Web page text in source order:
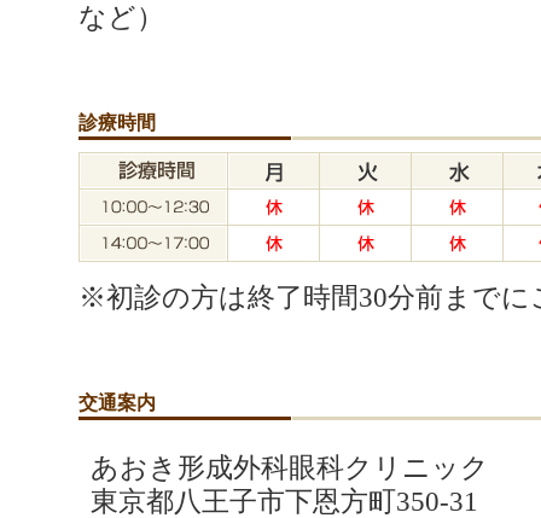
など）
診療時間
※初診の方は終了時間30分前までに
交通案内
あおき形成外科眼科クリニック
東京都八王子市下恩方町350-31